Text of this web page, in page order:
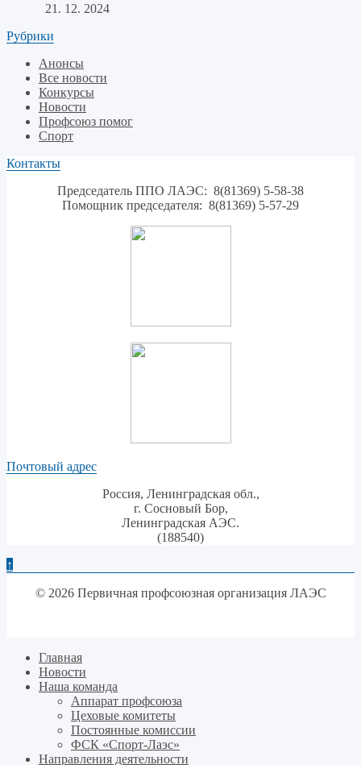
21. 12. 2024
Рубрики
Анонсы
Все новости
Конкурсы
Новости
Профсоюз помог
Спорт
Контакты
Председатель ППО ЛАЭС: 8(81369) 5-58-38
Помощник председателя: 8(81369) 5-57-29
Почтовый адрес
Россия, Ленинградская обл.,
г. Сосновый Бор,
Ленинградская АЭС.
(188540)
↑
© 2026 Первичная профсоюзная организация ЛАЭС
Главная
Новости
Наша команда
Аппарат профсоюза
Цеховые комитеты
Постоянные комиссии
ФСК «Спорт-Лаэс»
Направления деятельности